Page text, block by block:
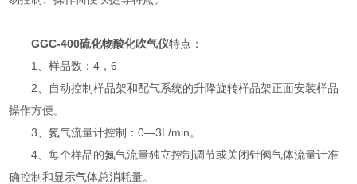
GGC-400硫化物酸化吹气仪特点：
1、样品数：4，6
2、自动控制样品架和配气系统的升降旋转样品架正面安装样品
操作方便。
3、氮气流量计控制：0—3L/min。
4、每个样品的氮气流量独立控制调节或关闭针阀气体流量计准
确控制和显示气体总消耗量。